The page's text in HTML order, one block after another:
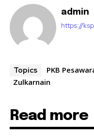
admin
https://
Topics PKB
Zulkarnain
Read more